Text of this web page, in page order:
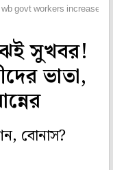
govt workers increased
সুখবর!
ভাতা,
বোনাস?